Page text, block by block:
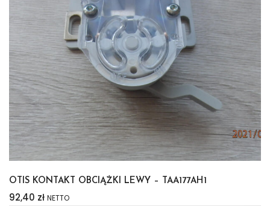
OTIS KONTAKT OBCIĄŻKI LEWY – TAA177AH1
92,40 zł NETTO